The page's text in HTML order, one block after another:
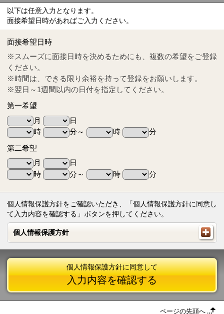
Tel
0570-55-0314
以下は任意入力となります。
面接希望日時があればご入力ください。
面接希望日時
※スムーズに面接日時を決めるためにも、複数の希望をご登録
ください。
※時間は、できる限り余裕を持って登録をお願いします。
※翌日～1週間以内の日付を指定してください。
第一希望
月
日
時
分～ 時
分
第二希望
月
日
時
分～ 時 分
個人情報保護方針をご確認いただき、「個人情報保護方針に同意し
て入力内容を確認する」ボタンを押してください。
個人情報保護方針
個人情報保護方針
個人情報保護方針に同意して
入力内容を確認する
ページの先頭へ